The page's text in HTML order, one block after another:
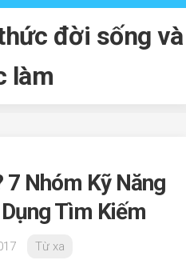
đời sống và
làm
Nhóm Kỹ Năng
Tìm Kiếm
Từ xa